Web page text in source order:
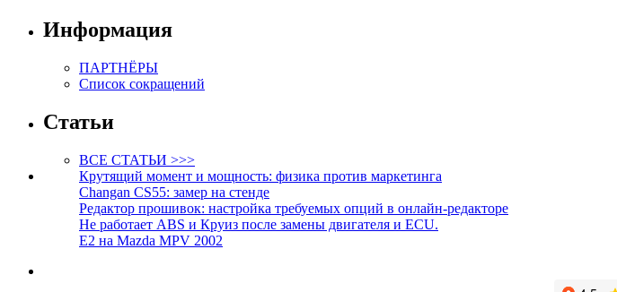
Информация
ПАРТНЁРЫ
Список сокращений
Статьи
ВСЕ СТАТЬИ >>>
Крутящий момент и мощность: физика против маркетинга
Changan CS55: замер на стенде
Редактор прошивок: настройка требуемых опций в онлайн-редакторе
Не работает ABS и Круиз после замены двигателя и ECU.
E2 на Mazda MPV 2002